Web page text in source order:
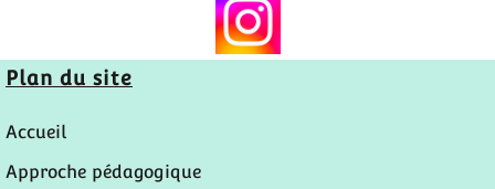
Plan du site
Accueil
Approche pédagogique